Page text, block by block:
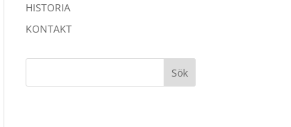
HISTORIA
KONTAKT